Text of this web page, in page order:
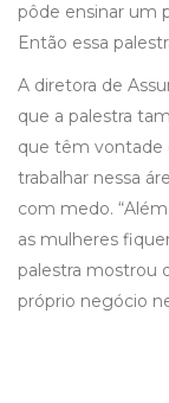
pôde ensinar um
Então essa
A diretora de
que a palestra
que têm vontade
trabalhar nessa
com medo.
as mulheres
palestra mostrou
próprio negócio